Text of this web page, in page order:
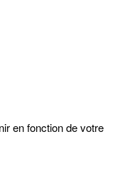
en fonction de votre